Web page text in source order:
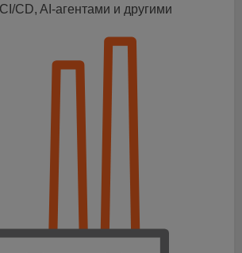
CD, AI-агентами и другими